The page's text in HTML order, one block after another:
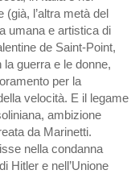
l’altra metà del
umana e artistica di
de Saint-Point,
guerra e le donne,
per la
velocità. E il legame
ambizione
da Marinetti.
nella condanna
Hitler e nell’Unione